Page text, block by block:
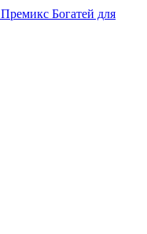
Премикс Богатей для